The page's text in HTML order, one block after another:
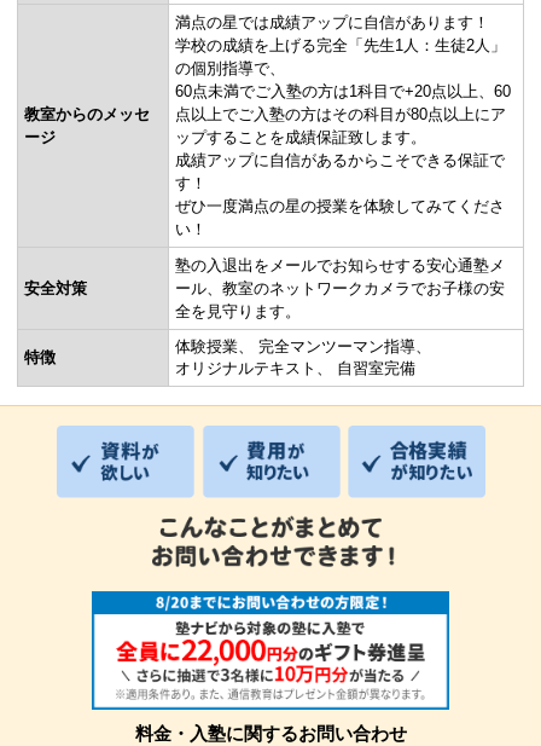
教室からのメッセ
ージ
満点の星では成績アップに自信があります！
学校の成績を上げる完全「先生1人：生徒2人」
の個別指導で、
60点未満でご入塾の方は1科目で+20点以上、60
点以上でご入塾の方はその科目が80点以上にア
ップすることを成績保証致します。
成績アップに自信があるからこそできる保証で
す！
ぜひ一度満点の星の授業を体験してみてくださ
い！
安全対策
塾の入退出をメールでお知らせする安心通塾メ
ール、教室のネットワークカメラでお子様の安
全を見守ります。
特徴
体験授業
完全マンツーマン指導
オリジナルテキスト
自習室完備
料金・入塾に関するお問い合わせ